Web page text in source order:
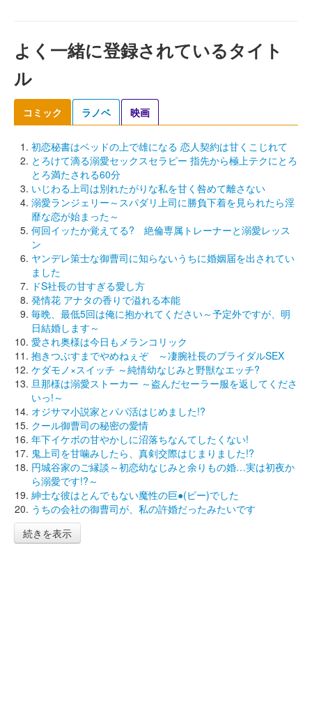
よく一緒に登録されているタイト
ル
コミック ラノベ 映画
初恋秘書はベッドの上で雄になる 恋人契約は甘くこじれて
とろけて滴る溺愛セックスセラピー 指先から極上テクにとろ
とろ満たされる60分
いじわる上司は別れたがりな私を甘く咎めて離さない
溺愛ランジェリー～スパダリ上司に勝負下着を見られたら淫
靡な恋が始まった～
何回イッたか覚えてる? 絶倫専属トレーナーと溺愛レッス
ン
ヤンデレ策士な御曹司に知らないうちに婚姻届を出されてい
ました
ドS社長の甘すぎる愛し方
発情花 アナタの香りで溢れる本能
毎晩、最低5回は俺に抱かれてください～予定外ですが、明
日結婚します～
愛され奥様は今日もメランコリック
抱きつぶすまでやめねぇぞ ～凄腕社長のブライダルSEX
ケダモノ×スイッチ ～純情幼なじみと野獣なエッチ?
旦那様は溺愛ストーカー ～盗んだセーラー服を返してくださ
いっ!～
オジサマ小説家とパパ活はじめました!?
クール御曹司の秘密の愛情
年下イケボの甘やかしに沼落ちなんてしたくない!
鬼上司を甘噛みしたら、真剣交際はじまりました!?
円城谷家のご縁談～初恋幼なじみと余りもの婚…実は初夜か
ら溺愛です!?～
紳士な彼はとんでもない魔性の巨●(ピー)でした
うちの会社の御曹司が、私の許婚だったみたいです
続きを表示